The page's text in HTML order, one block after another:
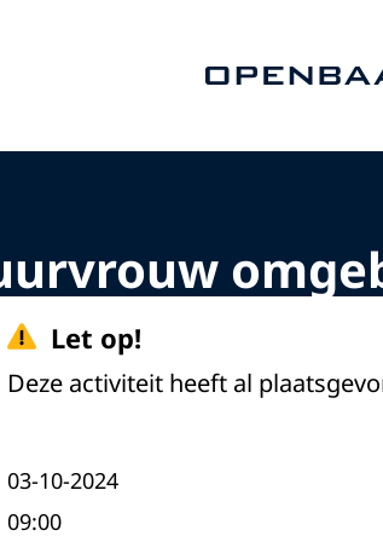
Let op!
Deze activiteit heeft al
03-10-2024
09:00